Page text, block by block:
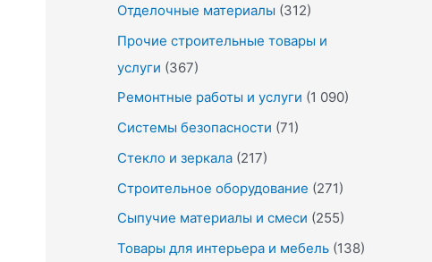
Отделочные материалы (312)
Прочие строительные товары и
услуги (367)
Ремонтные работы и услуги (1 090)
Системы безопасности (71)
Стекло и зеркала (217)
Строительное оборудование (271)
Сыпучие материалы и смеси (255)
Товары для интерьера и мебель (138)